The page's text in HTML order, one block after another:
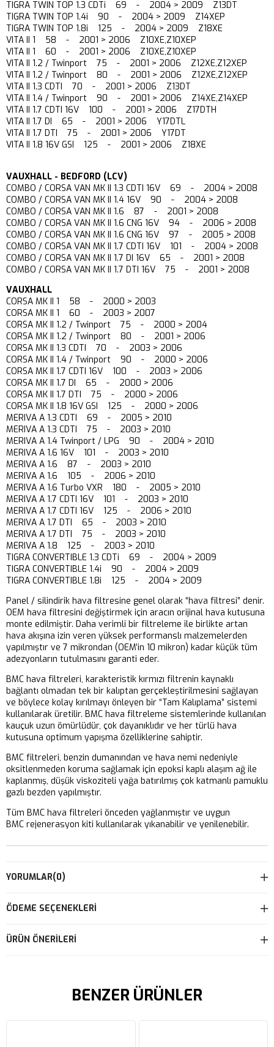
TIGRA TWIN TOP 1.3 CDTi 69 - 2004 > 2009 Z13DT
TIGRA TWIN TOP 1.4i 90 - 2004 > 2009 Z14XEP
TIGRA TWIN TOP 1.8i 125 - 2004 > 2009 Z18XE
VITA II 1 58 - 2001 > 2006 Z10XE,Z10XEP
VITA II 1 60 - 2001 > 2006 Z10XE,Z10XEP
VITA II 1.2 / Twinport 75 - 2001 > 2006 Z12XE,Z12XEP
VITA II 1.2 / Twinport 80 - 2001 > 2006 Z12XE,Z12XEP
VITA II 1.3 CDTI 70 - 2001 > 2006 Z13DT
VITA II 1.4 / Twinport 90 - 2001 > 2006 Z14XE,Z14XEP
VITA II 1.7 CDTI 16V 100 - 2001 > 2006 Z17DTH
VITA II 1.7 DI 65 - 2001 > 2006 Y17DTL
VITA II 1.7 DTI 75 - 2001 > 2006 Y17DT
VITA II 1.8 16V GSI 125 - 2001 > 2006 Z18XE
VAUXHALL - BEDFORD (LCV)
COMBO / CORSA VAN MK II 1.3 CDTI 16V 69 - 2004 > 2008
COMBO / CORSA VAN MK II 1.4 16V 90 - 2004 > 2008
COMBO / CORSA VAN MK II 1.6 87 - 2001 > 2008
COMBO / CORSA VAN MK II 1.6 CNG 16V 94 - 2006 > 2008
COMBO / CORSA VAN MK II 1.6 CNG 16V 97 - 2005 > 2008
COMBO / CORSA VAN MK II 1.7 CDTI 16V 101 - 2004 > 2008
COMBO / CORSA VAN MK II 1.7 DI 16V 65 - 2001 > 2008
COMBO / CORSA VAN MK II 1.7 DTI 16V 75 - 2001 > 2008
VAUXHALL
CORSA MK II 1 58 - 2000 > 2003
CORSA MK II 1 60 - 2003 > 2007
CORSA MK II 1.2 / Twinport 75 - 2000 > 2004
CORSA MK II 1.2 / Twinport 80 - 2001 > 2006
CORSA MK II 1.3 CDTI 70 - 2003 > 2006
CORSA MK II 1.4 / Twinport 90 - 2000 > 2006
CORSA MK II 1.7 CDTI 16V 100 - 2003 > 2006
CORSA MK II 1.7 DI 65 - 2000 > 2006
CORSA MK II 1.7 DTI 75 - 2000 > 2006
CORSA MK II 1.8 16V GSI 125 - 2000 > 2006
MERIVA A 1.3 CDTI 69 - 2005 > 2010
MERIVA A 1.3 CDTI 75 - 2003 > 2010
MERIVA A 1.4 Twinport / LPG 90 - 2004 > 2010
MERIVA A 1.6 16V 101 - 2003 > 2010
MERIVA A 1.6 87 - 2003 > 2010
MERIVA A 1.6 105 - 2006 > 2010
MERIVA A 1.6 Turbo VXR 180 - 2005 > 2010
MERIVA A 1.7 CDTI 16V 101 - 2003 > 2010
MERIVA A 1.7 CDTI 16V 125 - 2006 > 2010
MERIVA A 1.7 DTI 65 - 2003 > 2010
MERIVA A 1.7 DTI 75 - 2003 > 2010
MERIVA A 1.8 125 - 2003 > 2010
TIGRA CONVERTIBLE 1.3 CDTi 69 - 2004 > 2009
TIGRA CONVERTIBLE 1.4i 90 - 2004 > 2009
TIGRA CONVERTIBLE 1.8i 125 - 2004 > 2009
Panel / silindirik hava filtresine genel olarak “hava filtresi” denir.
OEM hava filtresini değiştirmek için aracın orijinal hava kutusuna
monte edilmiştir. Daha verimli bir filtreleme ile birlikte artan
hava akışına izin veren yüksek performanslı malzemelerden
yapılmıştır ve 7 mikrondan (OEM’in 10 mikron) kadar küçük tüm
adezyonların tutulmasını garanti eder.
BMC hava filtreleri, karakteristik kırmızı filtrenin kaynaklı
bağlantı olmadan tek bir kalıptan gerçekleştirilmesini sağlayan
ve böylece kolay kırılmayı önleyen bir “Tam Kalıplama” sistemi
kullanılarak üretilir. BMC hava filtreleme sistemlerinde kullanılan
kauçuk uzun ömürlüdür, çok dayanıklıdır ve her türlü hava
kutusuna optimum yapışma özelliklerine sahiptir.
BMC filtreleri, benzin dumanından ve hava nemi nedeniyle
oksitlenmeden koruma sağlamak için epoksi kaplı alaşım ağ ile
kaplanmış, düşük viskoziteli yağa batırılmış çok katmanlı pamuklu
gazlı bezden yapılmıştır.
Tüm BMC hava filtreleri önceden yağlanmıştır ve uygun
BMC rejenerasyon kiti kullanılarak yıkanabilir ve yenilenebilir.
YORUMLAR(0)
ÖDEME SEÇENEKLERI
ÜRÜN ÖNERILERI
BENZER ÜRÜNLER